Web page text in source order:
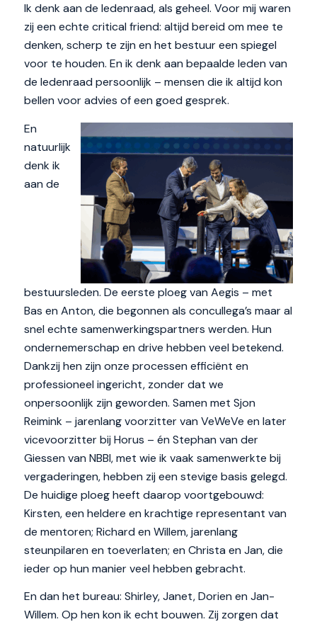
Ik denk aan de ledenraad, als geheel. Voor mij waren
zij een echte critical friend: altijd bereid om mee te
denken, scherp te zijn en het bestuur een spiegel
voor te houden. En ik denk aan bepaalde leden van
de ledenraad persoonlijk – mensen die ik altijd kon
bellen voor advies of een goed gesprek.
En
natuurlijk
denk ik
aan de
bestuursleden. De eerste ploeg van Aegis – met
Bas en Anton, die begonnen als concullega’s maar al
snel echte samenwerkingspartners werden. Hun
ondernemerschap en drive hebben veel betekend.
Dankzij hen zijn onze processen efficiënt en
professioneel ingericht, zonder dat we
onpersoonlijk zijn geworden. Samen met Sjon
Reimink – jarenlang voorzitter van VeWeVe en later
vicevoorzitter bij Horus – én Stephan van der
Giessen van NBBI, met wie ik vaak samenwerkte bij
vergaderingen, hebben zij een stevige basis gelegd.
De huidige ploeg heeft daarop voortgebouwd:
Kirsten, een heldere en krachtige representant van
de mentoren; Richard en Willem, jarenlang
steunpilaren en toeverlaten; en Christa en Jan, die
ieder op hun manier veel hebben gebracht.
En dan het bureau: Shirley, Janet, Dorien en Jan-
Willem. Op hen kon ik echt bouwen. Zij zorgen dat